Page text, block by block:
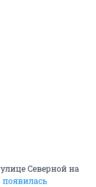
Северной на
появилась